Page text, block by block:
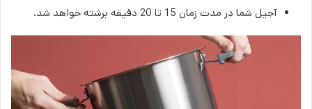
آجیل شما در مدت زمان 15 تا 20 دقیقه برشته خواهد شد.